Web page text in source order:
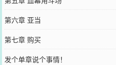
第六章 亚当
第七章 购买
发个单章说个事情！